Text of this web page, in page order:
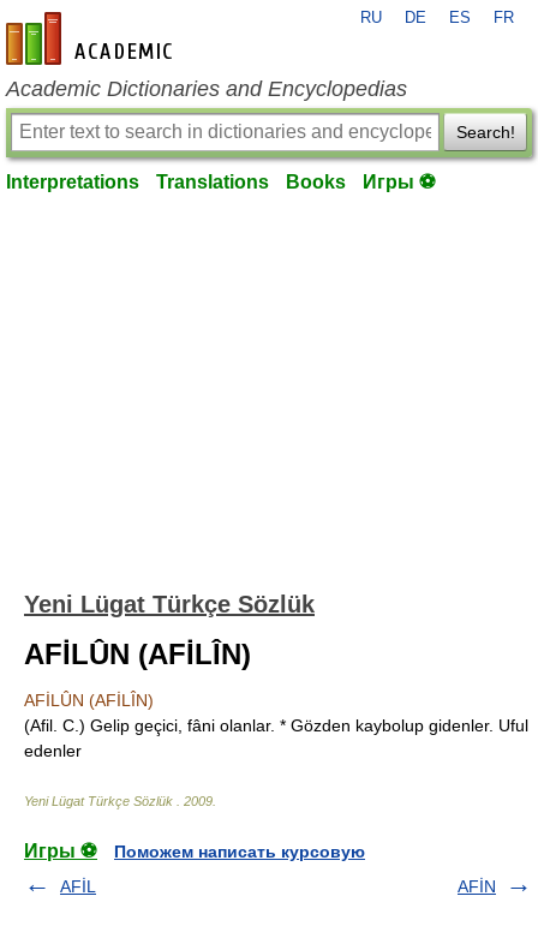
en-academic.com
RU DE ES FR
Academic Dictionaries and Encyclopedias
Search!
Interpretations Translations Books Игры ⚽
Yeni Lügat Türkçe Sözlük
AFİLÛN (AFİLÎN)
AFİLÛN (AFİLÎN)
(Afil. C.) Gelip geçici, fâni olanlar. * Gözden kaybolup gidenler. Uful
edenler
Yeni Lügat Türkçe Sözlük 2009
Игры ⚽
Поможем написать курсовую
AFİL
AFİN